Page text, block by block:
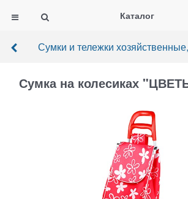
Каталог
Сумки и тележки
Сумка на колесиках